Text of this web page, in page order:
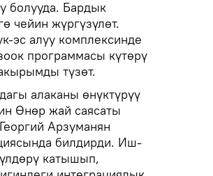
болууда. Бардык
чейин жүргүзүлөт.
эс алуу комплексинде
программасы күтөрү
түзөт.
алаканы өнүктүрүү
Өнөр жай саясаты
Арзуманян
билдирди. Иш-
катышып,